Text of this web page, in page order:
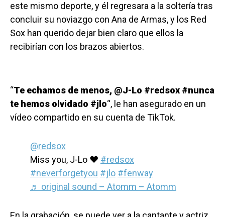
este mismo deporte, y él regresara a la soltería tras
concluir su noviazgo con Ana de Armas, y los Red
Sox han querido dejar bien claro que ellos la
recibirían con los brazos abiertos.
“Te echamos de menos, @J-Lo #redsox #nunca
te hemos olvidado #jlo“, le han asegurado en un
vídeo compartido en su cuenta de TikTok.
@redsox
Miss you, J-Lo ❤️ #redsox
#neverforgetyou #jlo #fenway
♬ original sound – Atomm – Atomm